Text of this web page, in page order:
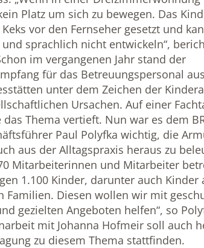
Platz um sich zu bewegen. Das
vor den Fernseher gesetzt und
sprachlich nicht entwickeln“,
im vergangenen Jahr stand der
für das Betreuungspersonal
unter dem Zeichen der
Ursachen. Auf einer
Thema vertieft. Nun war es dem
Paul Polyfka wichtig, die
aus der Alltagspraxis heraus zu
Mitarbeiterinnen und Mitarbeiter
1.100 Kinder, darunter auch Kinder
Familien. Diesen wollen wir mit
gezielten Angeboten helfen“, so
mit Johanna Hofmeir soll auch
zu diesem Thema stattfinden.